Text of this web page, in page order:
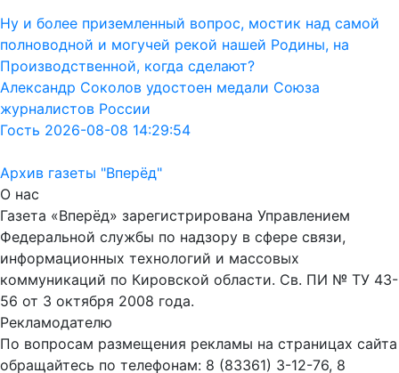
Ну и более приземленный вопрос, мостик над самой
полноводной и могучей рекой нашей Родины, на
Производственной, когда сделают?
Александр Соколов удостоен медали Союза
журналистов России
Гость 2026-08-08 14:29:54
Архив газеты "Вперёд"
О нас
Газета «Вперёд» зарегистрирована Управлением
Федеральной службы по надзору в сфере связи,
информационных технологий и массовых
коммуникаций по Кировской области. Св. ПИ № ТУ 43-
56 от 3 октября 2008 года.
Рекламодателю
По вопросам размещения рекламы на страницах сайта
обращайтесь по телефонам: 8 (83361) 3-12-76, 8